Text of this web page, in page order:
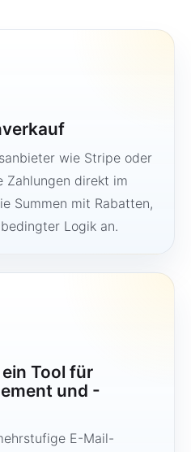
wie Stripe oder
Zahlungen direkt im
Summen mit Rabatten,
Logik an.
Tool für
und -
E-Mail-